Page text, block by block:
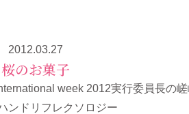
2012.03.27
桜のお菓子
week 2012実行委員長の嵯
ンドリフレクソロジー